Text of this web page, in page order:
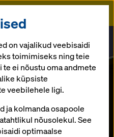
on vajalikud veebisaidi
toimimiseks ning teie
ei nõustu oma andmete
küpsiste
veebilehele ligi.
ja kolmanda osapoole
nõusolekul. See
optimaalse